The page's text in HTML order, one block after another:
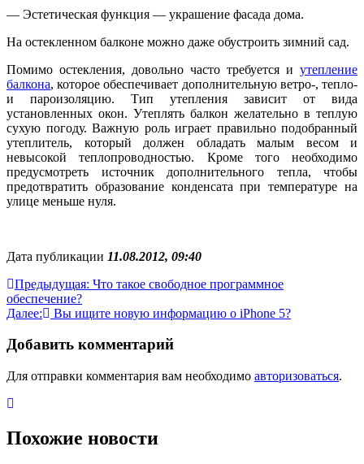
— Эстетическая функция — украшение фасада дома.
На остекленном балконе можно даже обустроить зимний сад.
Помимо остекления, довольно часто требуется и утепление
балкона, которое обеспечивает дополнительную ветро-, тепло-
и пароизоляцию. Тип утепления зависит от вида
установленных окон. Утеплять балкон желательно в теплую
сухую погоду. Важную роль играет правильно подобранный
утеплитель, который должен обладать малым весом и
невысокой теплопроводностью. Кроме того необходимо
предусмотреть источник дополнительного тепла, чтобы
предотвратить образование конденсата при температуре на
улице меньше нуля.
Дата публикации 11.08.2012, 09:40
Навигация
по
Предыдущая: Что такое свободное программное
обеспечение?
Далее:
Вы ищите новую информацию о iPhone 5?
Добавить комментарий
Для отправки комментария вам необходимо авторизоваться.
Похожие новости